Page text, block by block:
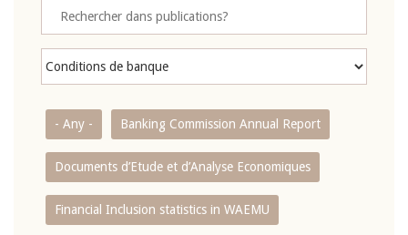
- Any - Banking Commission Annual Report
Documents d’Etude et d’Analyse Economiques
Financial Inclusion statistics in WAEMU